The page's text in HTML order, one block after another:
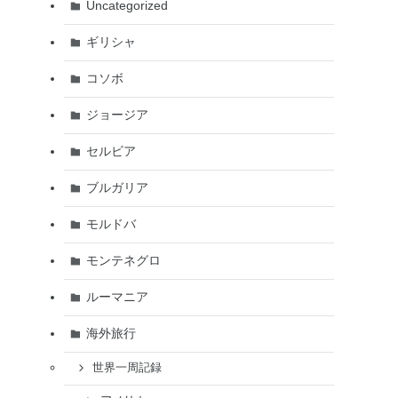
Uncategorized
ギリシャ
コソボ
ジョージア
セルビア
ブルガリア
モルドバ
モンテネグロ
ルーマニア
海外旅行
世界一周記録